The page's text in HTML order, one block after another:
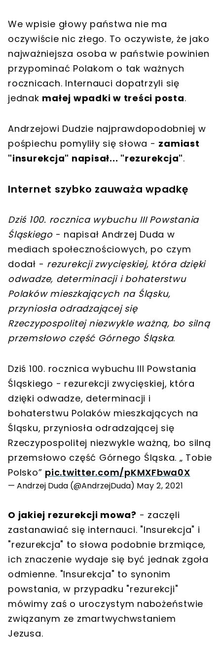
We wpisie głowy państwa nie ma
oczywiście nic złego. To oczywiste, że jako
najważniejsza osoba w państwie powinien
przypominać Polakom o tak ważnych
rocznicach. Internauci dopatrzyli się
jednak małej wpadki w treści posta.
Andrzejowi Dudzie najprawdopodobniej w
pośpiechu pomyliły się słowa - zamiast
"insurekcja" napisał... "rezurekcja".
Internet szybko zauważa wpadkę
Dziś 100. rocznica wybuchu III Powstania
Śląskiego- napisał Andrzej Duda w
mediach społecznościowych, po czym
dodał - rezurekcji zwycięskiej, która dzięki
odwadze, determinacji i bohaterstwu
Polaków mieszkających na Śląsku,
przyniosła odradzającej się
Rzeczypospolitej niezwykle ważną, bo silną
przemsłowo część Górnego Śląska.
Dziś 100. rocznica wybuchu III Powstania
Śląskiego - rezurekcji zwycięskiej, która
dzięki odwadze, determinacji i
bohaterstwu Polaków mieszkających na
Śląsku, przyniosła odradzającej się
Rzeczypospolitej niezwykle ważną, bo silną
przemsłowo część Górnego Śląska. „ Tobie
Polsko” pic.twitter.com/pKMXFbwa0X
— Andrzej Duda (@AndrzejDuda) May 2, 2021
O jakiej rezurekcji mowa? - zaczęli
zastanawiać się internauci. "Insurekcja" i
"rezurekcja" to słowa podobnie brzmiące,
ich znaczenie wydaje się być jednak zgoła
odmienne. "Insurekcja" to synonim
powstania, w przypadku "rezurekcji"
mówimy zaś o uroczystym nabożeństwie
związanym ze zmartwychwstaniem
Jezusa.